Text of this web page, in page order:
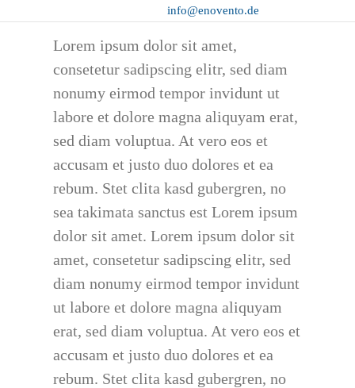
info@enovento.de
Lorem ipsum dolor sit amet,
consetetur sadipscing elitr, sed diam
nonumy eirmod tempor invidunt ut
labore et dolore magna aliquyam erat,
sed diam voluptua. At vero eos et
accusam et justo duo dolores et ea
rebum. Stet clita kasd gubergren, no
sea takimata sanctus est Lorem ipsum
dolor sit amet. Lorem ipsum dolor sit
amet, consetetur sadipscing elitr, sed
diam nonumy eirmod tempor invidunt
ut labore et dolore magna aliquyam
erat, sed diam voluptua. At vero eos et
accusam et justo duo dolores et ea
rebum. Stet clita kasd gubergren, no